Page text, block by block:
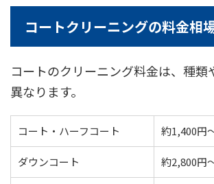
コートクリーニングの料金相
コートのクリーニング料金は、種類
異なります。
コート・ハーフコート 約1,400円
ダウンコート 約2,800円